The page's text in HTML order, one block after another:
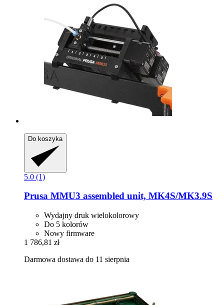
Do koszyka
5.0 (1)
Prusa MMU3 assembled unit, MK4S/MK3.9S
Wydajny druk wielokolorowy
Do 5 kolorów
Nowy firmware
1 786,81 zł
Darmowa dostawa do 11 sierpnia